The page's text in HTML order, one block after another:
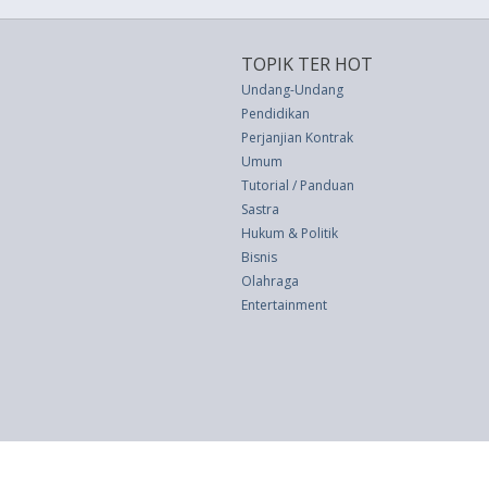
TOPIK TER HOT
Undang-Undang
Pendidikan
Perjanjian Kontrak
Umum
Tutorial / Panduan
Sastra
Hukum & Politik
Bisnis
Olahraga
Entertainment